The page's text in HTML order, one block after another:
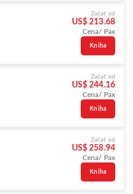
Začať od
US$ 213.68
Cena/ Pax
Kniha
Začať od
US$ 244.16
Cena/ Pax
Kniha
Začať od
US$ 258.94
Cena/ Pax
Kniha